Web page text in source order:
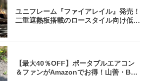
ユニフレーム『ファイアレイル』発売！
二重遮熱板搭載のロースタイル向け低型
【最大40％OFF】ポータブルエアコン
＆ファンがAmazonでお得！山善・Bo